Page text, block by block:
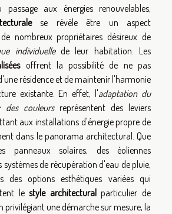
aux énergies renouvelables,
se révèle être un aspect
nombreux propriétaires désireux de
individuellede leur habitation. Les
offrent la possibilité de ne pas
résidence et de maintenir l'harmonie
existante. En effet, l'adaptation du
des couleursreprésentent des leviers
aux installations d'énergie propre de
dans le panorama architectural. Que
solaires, des éoliennes
systèmes de récupération d'eau de pluie,
des options esthétiques variées qui
lestyle architecturalparticulier de
privilégiant une démarche sur mesure, la